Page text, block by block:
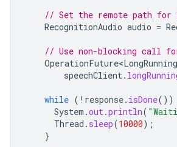
// Set the remote path
RecognitionAudio audio =
// Use non-blocking call
speechClient.
while ( ! response. isDone())
System .out.println(
Thread . sleep(10000);
}